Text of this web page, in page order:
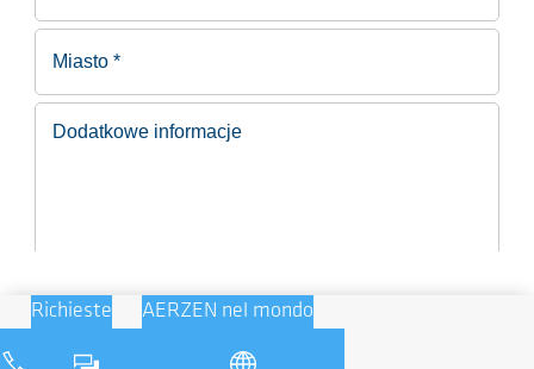
Richieste AERZEN nel mondo